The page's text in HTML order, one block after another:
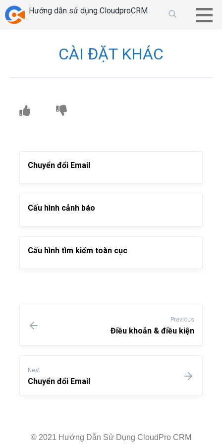
Chuyển
tới
Hướng dẫn sử dụng CloudproCRM
CÀI ĐẶT KHÁC
Chuyển đổi Email
Cấu hình cảnh báo
Cấu hình tìm kiếm toàn cục
Previous
Điều khoản & điều kiện
Next
Chuyển đổi Email
© 2021 Hướng Dẫn Sử Dụng CloudPro CRM